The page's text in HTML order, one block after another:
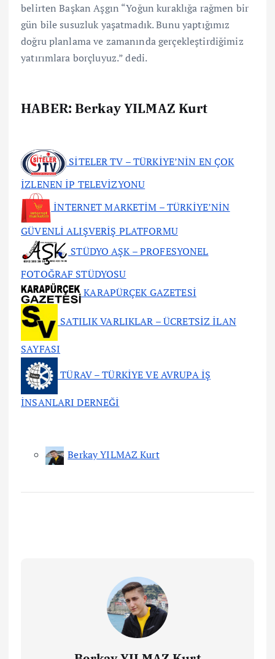
belirten Başkan Aşgın “Yoğun kuraklığa rağmen bir
gün bile susuzluk yaşatmadık. Bunu yaptığımız
doğru planlama ve zamanında gerçekleştirdiğimiz
yatırımlara borçluyuz.” dedi.
HABER: Berkay YILMAZ Kurt
SİTELER TV – TÜRKİYE’NİN EN ÇOK
İZLENEN İP TELEVİZYONU
İNTERNET MARKETİM – TÜRKİYE’NİN
GÜVENLİ ALIŞVERİŞ PLATFORMU
STÜDYO AŞK – PROFESYONEL
FOTOĞRAF STÜDYOSU
KARAPÜRÇEK GAZETESİ
SATILIK VARLIKLAR – ÜCRETSİZ İLAN
SAYFASI
TÜRAV – TÜRKİYE VE AVRUPA İŞ
İNSANLARI DERNEĞİ
Berkay YILMAZ Kurt